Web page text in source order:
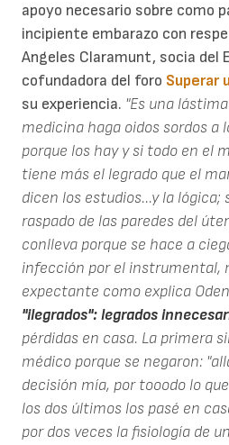
apoyo necesario sobre como
incipiente embarazo con
Angeles Claramunt, socia del
cofundadora del foro Superar
su experiencia. "Es una
medicina haga oidos sordos a
porque los hay y si todo en el
tiene más el legrado que el
dicen los estudios...y la lógica;
raspado de las paredes del
conlleva porque se hace a
infección por el instrumental,
expectante como explica
"ilegrados": legrados
pérdidas en casa. La primera
médico porque se negaron:
decisión mía, por tooodo lo
los dos últimos los pasé en
por dos veces la fisiología de